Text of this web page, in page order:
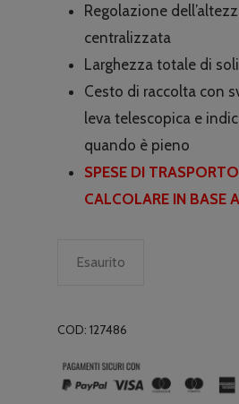
Regolazione
centralizzata
Larghezza totale di
Cesto di raccolta con
leva telescopica e
quando è pieno
SPESE DI
CALCOLARE IN BASE
Esaurito
COD: 127486